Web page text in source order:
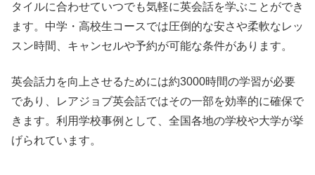
タイルに合わせていつでも気軽に英会話を学ぶことができ
ます。中学・高校生コースでは圧倒的な安さや柔軟なレッ
スン時間、キャンセルや予約が可能な条件があります。
英会話力を向上させるためには約3000時間の学習が必要
であり、レアジョブ英会話ではその一部を効率的に確保で
きます。利用学校事例として、全国各地の学校や大学が挙
げられています。